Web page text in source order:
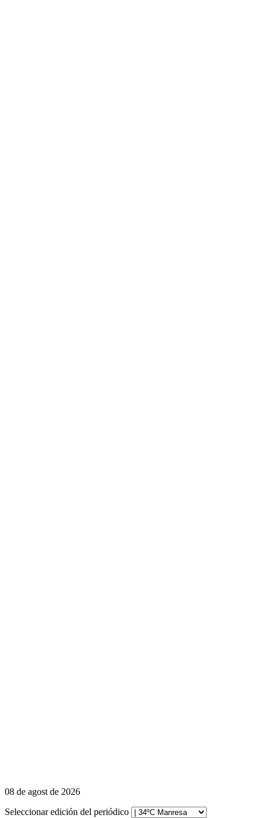
08 de agost de 2026
Seleccionar edición del periódico